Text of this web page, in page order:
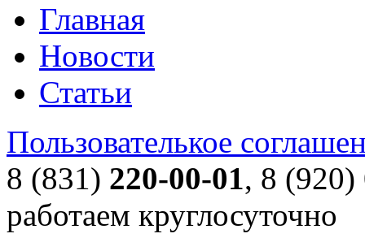
Главная
Новости
Статьи
Пользователькое
8 (831) 220-00-01, 8 (920)
работаем круглосуточно